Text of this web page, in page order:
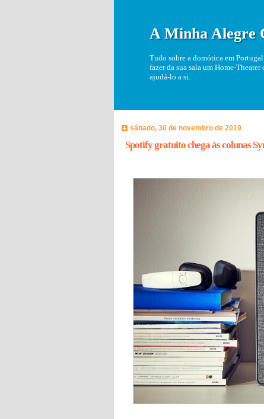
A Minha Alegre
Tudo sobre a domótica em
fazer da sua sala um Home-
ajudá-lo a si.
sábado, 30 de novembro de 2019
Spotify gratuito chega às colunas